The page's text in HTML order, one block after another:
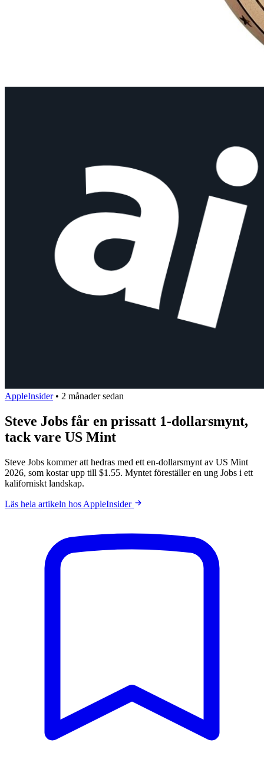
AppleInsider • 2 månader sedan
Steve Jobs får en prissatt 1-dollarsmynt,
tack vare US Mint
Steve Jobs kommer att hedras med ett en-dollarsmynt av US Mint
2026, som kostar upp till $1.55. Myntet föreställer en ung Jobs i ett
kaliforniskt landskap.
Läs hela artikeln hos AppleInsider